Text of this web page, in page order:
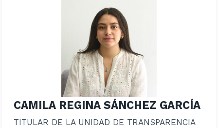
CAMILA REGINA SÁNCHEZ GARCÍA
TITULAR DE LA UNIDAD DE TRANSPARENCIA